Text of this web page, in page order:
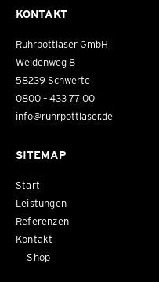
KONTAKT
Ruhrpottlaser GmbH
Weidenweg 8
58239 Schwerte
0800 – 433 77 00
info@ruhrpottlaser.de
SITEMAP
Start
Leistungen
Referenzen
Kontakt
Shop